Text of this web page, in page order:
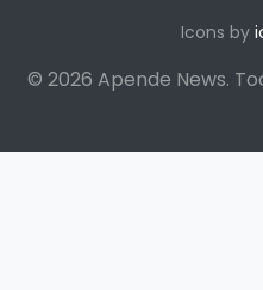
Icons by
© 2026 Apende News.